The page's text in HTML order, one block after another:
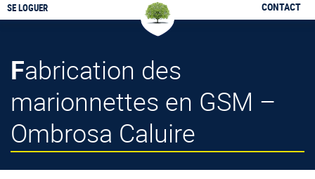
SE LOGUER
CONTACT
Fabrication des
marionnettes en GSM –
Ombrosa Caluire